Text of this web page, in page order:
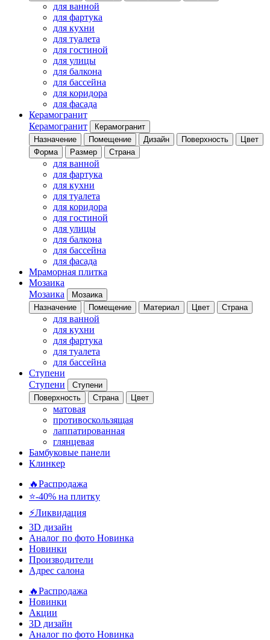
для ванной
для фартука
для кухни
для туалета
для гостиной
для улицы
для балкона
для бассейна
для коридора
для фасада
Керамогранит
Керамогранит
Керамогранит
Назначение
Помещение Дизайн Поверхность
Цвет
Форма
Размер Страна
для ванной
для фартука
для кухни
для туалета
для коридора
для гостиной
для улицы
для балкона
для бассейна
для фасада
Мраморная плитка
Мозаика
Мозаика
Мозаика
Назначение
Помещение Материал Цвет Страна
для ванной
для кухни
для фартука
для туалета
для бассейна
Ступени
Ступени
Ступени
Поверхность
Страна Цвет
матовая
противоскользящая
лаппатированная
глянцевая
Бамбуковые панели
Клинкер
🔥Распродажа
⭐-40% на плитку
⚡️Ликвидация
3D дизайн
Аналог по фото Новинка
Новинки
Производители
Адрес салона
🔥Распродажа
Новинки
Акции
3D дизайн
Аналог по фото Новинка